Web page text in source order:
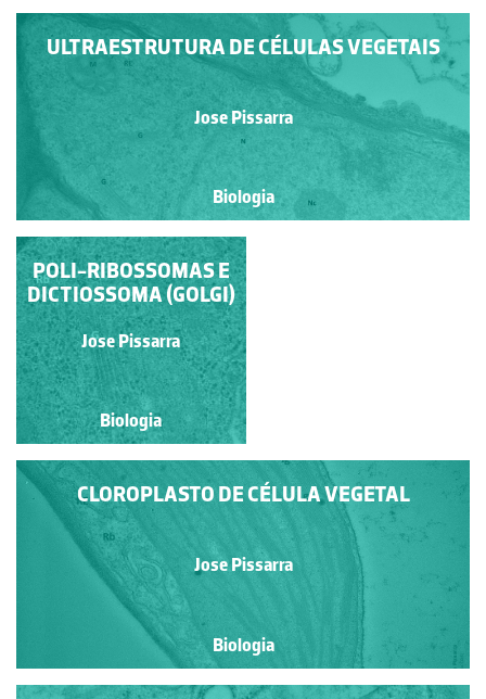
ULTRAESTRUTURA DE CÉLULAS VEGETAIS
Jose Pissarra
Biologia
CLOROPLASTO E
COMPLEXO DE GOLGI
Jose Pissarra
Biologia
POLI-RIBOSSOMAS E
DICTIOSSOMA (GOLGI)
Jose Pissarra
Biologia
CLOROPLASTO DE CÉLULA VEGETAL
Jose Pissarra
Biologia